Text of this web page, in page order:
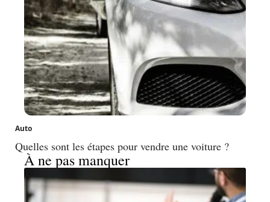
Auto
Quelles sont les étapes pour vendre une voiture ?
À ne pas manquer